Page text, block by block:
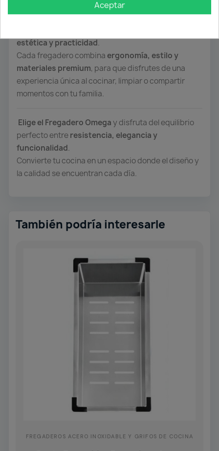
Sabemos que pasas cerca del70% del tiempo en tu
cocina junto al fregadero, por eso nuestros diseños
estética y practicidad.
Cada fregadero combina ergonomía, estilo y
materiales premium, para que disfrutes de una
experiencia única al cocinar, limpiar o compartir
momentos con tu familia.
Elige el Fregadero Omegay disfruta del equilibrio
perfecto entreresistencia, elegancia y
funcionalidad.
Convierte tu cocina en un espacio donde el diseño y
la calidad se encuentran cada día.
También podría interesarle
FREGADEROS ACERO INOXIDABLE Y GRIFOS DE COCINA
Aceptar